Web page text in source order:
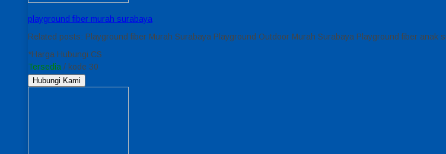
playground fiber murah surabaya
Related posts: Playground fiber Murah Surabaya Playground Outdoor Murah Surabaya Playground fiber anak
*Harga Hubungi CS
Tersedia / kode 30
Hubungi Kami